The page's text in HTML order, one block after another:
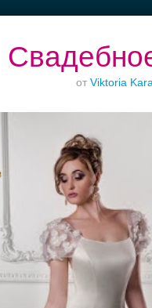
от Viktoria
Банкет в отеле
Свадебные платья